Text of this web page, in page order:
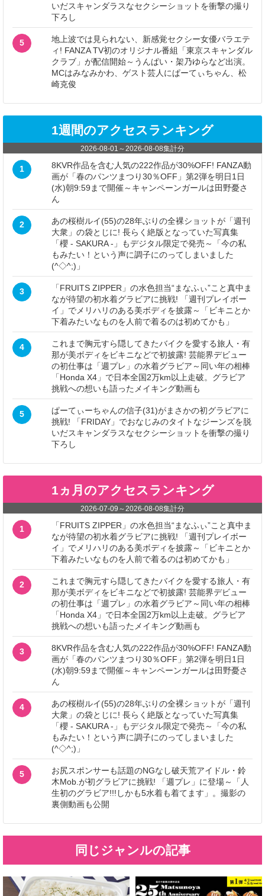
いだスキャンダラスなセクシーショットを衝撃の撮り
下ろし
5
地上波では見られない、新感覚セクシー女優バラエテ
ィ! FANZA TV初のオリジナル番組「東京スキャンダル
クラブ」が配信開始～うんぱい・架乃ゆらなど出演。
MCはみなみかわ、ゲスト芸人にぱーてぃちゃん、松
崎克俊
1週間のアクセスランキング
2026-08-01 ～ 2026-08-08集計分
1
8KVR作品を含む人気の222作品が30%OFF! FANZA動
画が「春のパンツまつり30％OFF」第2弾を明日1日
(水)朝9:59まで開催～キャンペーンガールは田野憂さ
ん
2
あの桜樹ルイ(55)の28年ぶりの全裸ショットが「週刊
大衆」の袋とじに! 長らく絶版となっていた写真集
「櫻 - SAKURA -」もデジタル限定で発売～「今の私
もみたい！という声に調子にのってしまいました
(^◇^;)」
3
「FRUITS ZIPPER」の水色担当“まなふぃ”こと真中ま
なが待望の初水着グラビアに挑戦! 「週刊プレイボー
イ」でメリハリのある美ボディを披露～「ビキニとか
下着みたいなものを人前で着るのは初めてかも」
4
これまで胸元すら隠してきたバイクを愛する旅人・有
那が美ボディをビキニなどで初披露! 芸能界デビュー
の初仕事は「週プレ」の水着グラビア～同い年の相棒
「Honda X4」で日本全国2万km以上走破。グラビア
挑戦への想いも語ったメイキング動画も
5
ぱーてぃーちゃんの信子(31)がまさかの初グラビアに
挑戦! 「FRIDAY」でおなじみのタイトなジーンズを脱
いだスキャンダラスなセクシーショットを衝撃の撮り
下ろし
1ヵ月のアクセスランキング
2026-07-09 ～ 2026-08-08集計分
1
「FRUITS ZIPPER」の水色担当“まなふぃ”こと真中ま
なが待望の初水着グラビアに挑戦! 「週刊プレイボー
イ」でメリハリのある美ボディを披露～「ビキニとか
下着みたいなものを人前で着るのは初めてかも」
2
これまで胸元すら隠してきたバイクを愛する旅人・有
那が美ボディをビキニなどで初披露! 芸能界デビュー
の初仕事は「週プレ」の水着グラビア～同い年の相棒
「Honda X4」で日本全国2万km以上走破。グラビア
挑戦への想いも語ったメイキング動画も
3
8KVR作品を含む人気の222作品が30%OFF! FANZA動
画が「春のパンツまつり30％OFF」第2弾を明日1日
(水)朝9:59まで開催～キャンペーンガールは田野憂さ
ん
4
あの桜樹ルイ(55)の28年ぶりの全裸ショットが「週刊
大衆」の袋とじに! 長らく絶版となっていた写真集
「櫻 - SAKURA -」もデジタル限定で発売～「今の私
もみたい！という声に調子にのってしまいました
(^◇^;)」
5
お尻スポンサーも話題のNGなし破天荒アイドル・鈴
木Mob.が初グラビアに挑戦! 「週プレ」に登場～「人
生初のグラビア!!!しかも5水着も着てます」。撮影の
裏側動画も公開
同じジャンルの記事